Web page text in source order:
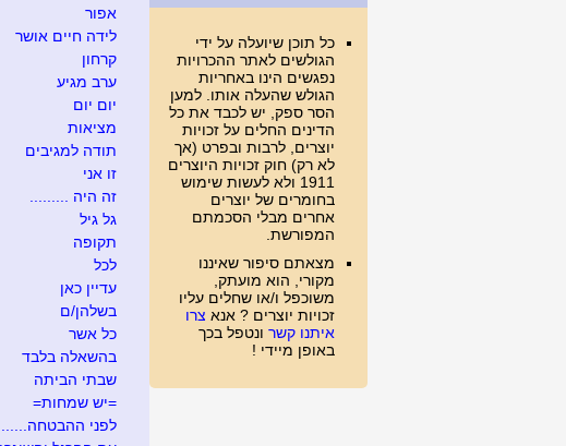
כל תוכן שיועלה על ידי
הגולשים לאתר ההכרויות
נפגשים הינו באחריות
הגולש שהעלה אותו. למען
הסר ספק, יש לכבד את כל
הדינים החלים על זכויות
יוצרים, לרבות ובפרט (אך
לא רק) חוק זכויות היוצרים
1911 ולא לעשות שימוש
בחומרים של יוצרים
אחרים מבלי הסכמתם
המפורשת.
מצאתם סיפור שאיננו
מקורי, הוא מועתק,
משוכפל ו/או שחלים עליו
זכויות יוצרים ? אנא צרו
איתנו קשר ונטפל בכך
באופן מיידי !
אפור
לידה חיים אושר
קרחון
ערב מגיע
יום יום
מציאות
תודה למגיבים
זו אני
זה היה .........
גל גיל
תקופה
לכל
עדיין כאן
בשלהן/ם
כל אשר
בהשאלה בלבד
שבתי הביתה
=יש שמחות=
לפני ההבטחה......